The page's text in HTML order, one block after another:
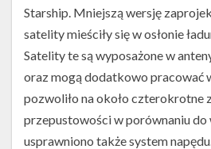
Starship. Mniejszą wersję
satelity mieściły się w osłonie
Satelity te są wyposażone w
oraz mogą dodatkowo pracować
pozwoliło na około czterokrotne
przepustowości w porównaniu do
usprawniono także system